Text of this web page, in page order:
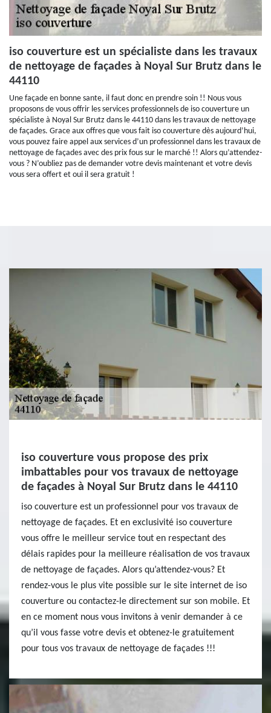
iso couverture est un spécialiste dans les travaux
de nettoyage de façades à Noyal Sur Brutz dans le
44110
Une façade en bonne sante, il faut donc en prendre soin !! Nous vous
proposons de vous offrir les services professionnels de iso couverture un
spécialiste à Noyal Sur Brutz dans le 44110 dans les travaux de nettoyage
de façades. Grace aux offres que vous fait iso couverture dès aujourd’hui,
vous pouvez faire appel aux services d’un professionnel dans les travaux de
nettoyage de façades avec des prix fous sur le marché !! Alors qu’attendez-
vous ? N’oubliez pas de demander votre devis maintenant et votre devis
vous sera offert et oui il sera gratuit !
iso couverture vous propose des prix
imbattables pour vos travaux de nettoyage
de façades à Noyal Sur Brutz dans le 44110
iso couverture est un professionnel pour vos travaux de
nettoyage de façades. Et en exclusivité iso couverture
vous offre le meilleur service tout en respectant des
délais rapides pour la meilleure réalisation de vos travaux
de nettoyage de façades. Alors qu’attendez-vous? Et
rendez-vous le plus vite possible sur le site internet de iso
couverture ou contactez-le directement sur son mobile. Et
en ce moment nous vous invitons à venir demander à ce
qu’il vous fasse votre devis et obtenez-le gratuitement
pour tous vos travaux de nettoyage de façades !!!